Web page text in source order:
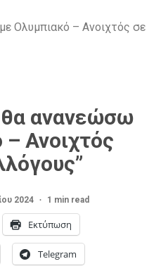
Ολυμπιακό – Ανοιχτός σε
ανανεώσω
Ανοιχτός
2024 1 min read
Εκτύπωση
Telegram